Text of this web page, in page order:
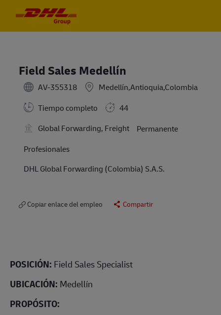
Field Sales Medellín
AV-355318
Medellín,Antioquia,Colombia
Tiempo completo
44
Global Forwarding, Freight
Permanente
Profesionales
DHL Global Forwarding (Colombia) S.A.S.
Copiar enlace del empleo Compartir
POSICIÓN: Field Sales Specialist
UBICACIÓN: Medellín
PROPÓSITO: